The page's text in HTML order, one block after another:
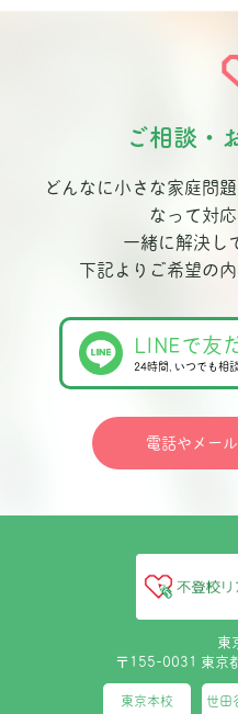
ご相談・
どんなに小さな家庭問
なって対
一緒に解決し
下記よりご希望の
LINEで友
24時間､いつでも相
電話やメー
東
〒155-0031 東京
東京本校 世田